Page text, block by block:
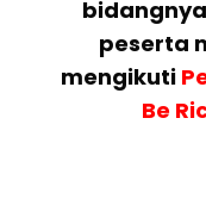
peserta
mengikuti
Be